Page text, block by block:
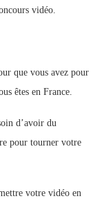
vidéo.
que vous avez pour
êtes en France.
d’avoir du
pour tourner votre
votre vidéo en